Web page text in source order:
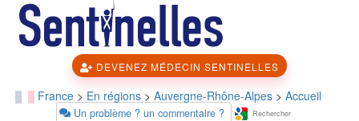
DEVENEZ MÉDECIN SENTINELLES
France > En régions > Auvergne-Rhône-Alpes > Accueil
Un problème ? un commentaire ?